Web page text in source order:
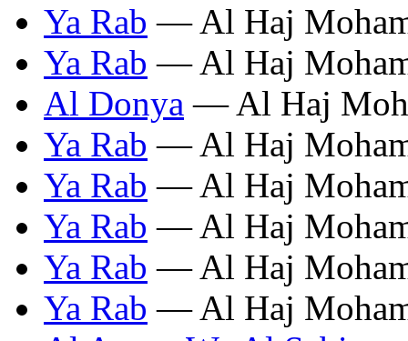
Ya Rab — Al Haj
Ya Rab — Al Haj
Al Donya — Al Haj
Ya Rab — Al Haj
Ya Rab — Al Haj
Ya Rab — Al Haj
Ya Rab — Al Haj
Ya Rab — Al Haj